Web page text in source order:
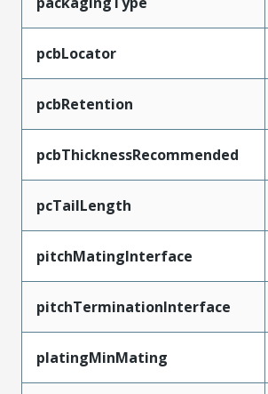
pcbLocator
pcbRetention
pcbThicknessRecommended
pcTailLength
pitchMatingInterface
pitchTerminationInterface
platingMinMating